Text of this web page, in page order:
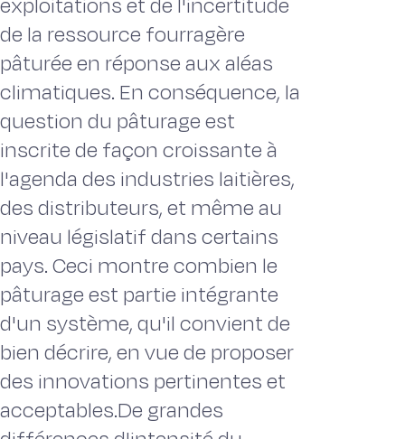
de la ressource fourragère
pâturée en réponse aux aléas
climatiques. En conséquence, la
question du pâturage est
inscrite de façon croissante à
l'agenda des industries laitières,
des distributeurs, et même au
niveau législatif dans certains
pays. Ceci montre combien le
pâturage est partie intégrante
d'un système, qu'il convient de
bien décrire, en vue de proposer
des innovations pertinentes et
acceptables.De grandes